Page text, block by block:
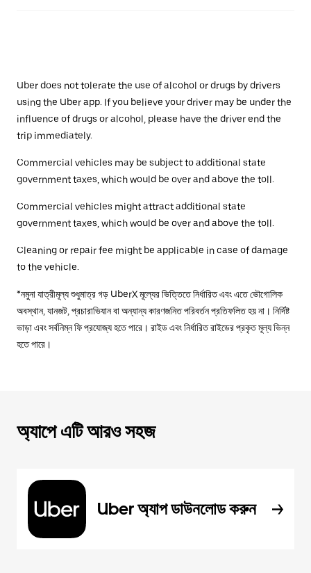
Uber does not tolerate the use of alcohol or drugs by drivers
using the Uber app. If you believe your driver may be under the
influence of drugs or alcohol, please have the driver end the
trip immediately.
Commercial vehicles may be subject to additional state
government taxes, which would be over and above the toll.
Commercial vehicles might attract additional state
government taxes, which would be over and above the toll.
Cleaning or repair fee might be applicable in case of damage
to the vehicle.
*নমুনা যাত্রীমূল্য শুধুমাত্র গড় UberX মূল্যের ভিত্তিতে নির্ধারিত এবং এতে ভৌগোলিক
অবস্থান, যানজট, প্রচারাভিযান বা অন্যান্য কারণজনিত পরিবর্তন প্রতিফলিত হয় না। নির্দিষ্ট
ভাড়া এবং সর্বনিম্ন ফি প্রযোজ্য হতে পারে। রাইড এবং নির্ধারিত রাইডের প্রকৃত মূল্য ভিন্ন
হতে পারে।
অ্যাপে এটি আরও সহজ
Uber অ্যাপ ডাউনলোড করুন